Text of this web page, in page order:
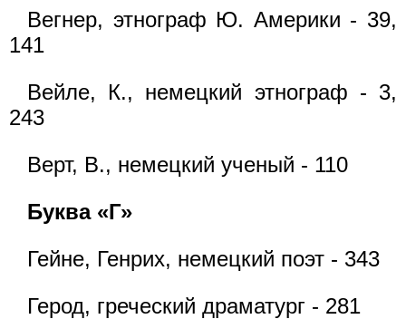
Вегнер, этнограф Ю. Америки - 39,
141
Вейле, К., немецкий этнограф - 3,
243
Верт, В., немецкий ученый - 110
Буква «Г»
Гейне, Генрих, немецкий поэт - 343
Герод, греческий драматург - 281